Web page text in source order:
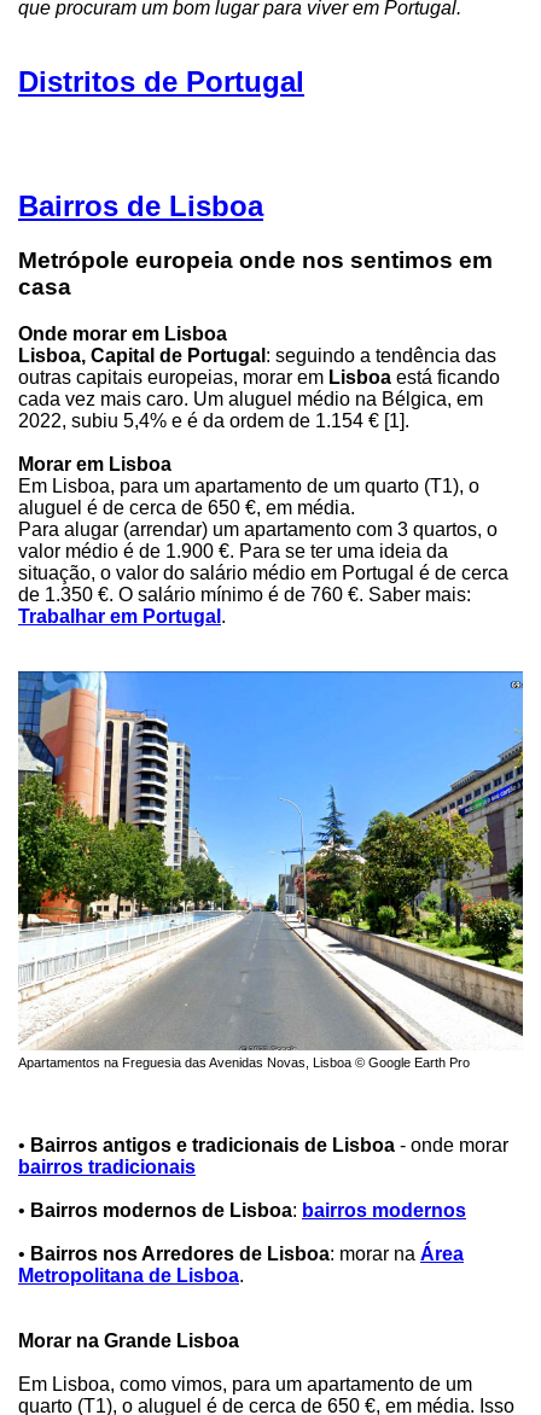
que procuram um bom lugar para viver em Portugal.
Distritos de Portugal
Bairros de Lisboa
Metrópole europeia onde nos sentimos em
casa
Onde morar em Lisboa
Lisboa, Capital de Portugal : seguindo a tendência das
outras capitais europeias, morar em Lisboa está ficando
cada vez mais caro. Um aluguel médio na Bélgica, em
2022, subiu 5,4% e é da ordem de 1.154 € [1].
Morar em Lisboa
Em Lisboa, para um apartamento de um quarto (T1), o
aluguel é de cerca de 650 €, em média.
Para alugar (arrendar) um apartamento com 3 quartos, o
valor médio é de 1.900 €. Para se ter uma ideia da
situação, o valor do salário médio em Portugal é de cerca
de 1.350 €. O salário mínimo é de 760 €. Saber mais:
Trabalhar em Portugal .
Apartamentos na Freguesia das Avenidas Novas, Lisboa © Google Earth Pro
• Bairros antigos e tradicionais de Lisboa - onde morar
bairros tradicionais
• Bairros modernos de Lisboa: bairros modernos
• Bairros nos Arredores de Lisboa: morar na Área
Metropolitana de Lisboa.
Morar na Grande Lisboa
Em Lisboa, como vimos, para um apartamento de um
quarto (T1), o aluguel é de cerca de 650 €, em média. Isso